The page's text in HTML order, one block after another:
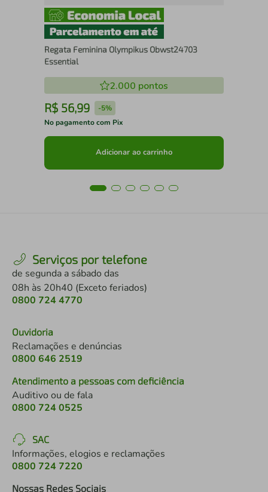
Regata Feminina Olympikus Obwst24703
Essential
2.000 pontos
R$ 56,99 -5%
No pagamento com Pix
Adicionar ao carrinho
Serviços por telefone
de segunda a sábado das
08h às 20h40 (Exceto feriados)
0800 724 4770
Ouvidoria
Reclamações e denúncias
0800 646 2519
Atendimento a pessoas com deficiência
Auditivo ou de fala
0800 724 0525
SAC
Informações, elogios e reclamações
0800 724 7220
Nossas Redes Sociais